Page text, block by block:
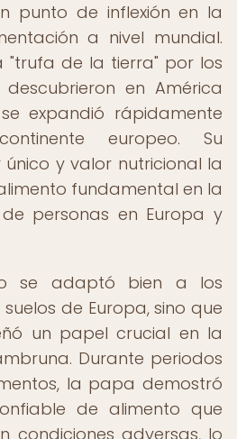
punto de inflexión en la
a nivel mundial.
"trufa de la tierra" por los
en América
expandió rápidamente
europeo. Su
y valor nutricional la
fundamental en la
personas en Europa y
se adaptó bien a los
de Europa, sino que
un papel crucial en la
Durante periodos
la papa demostró
de alimento que
condiciones adversas, lo